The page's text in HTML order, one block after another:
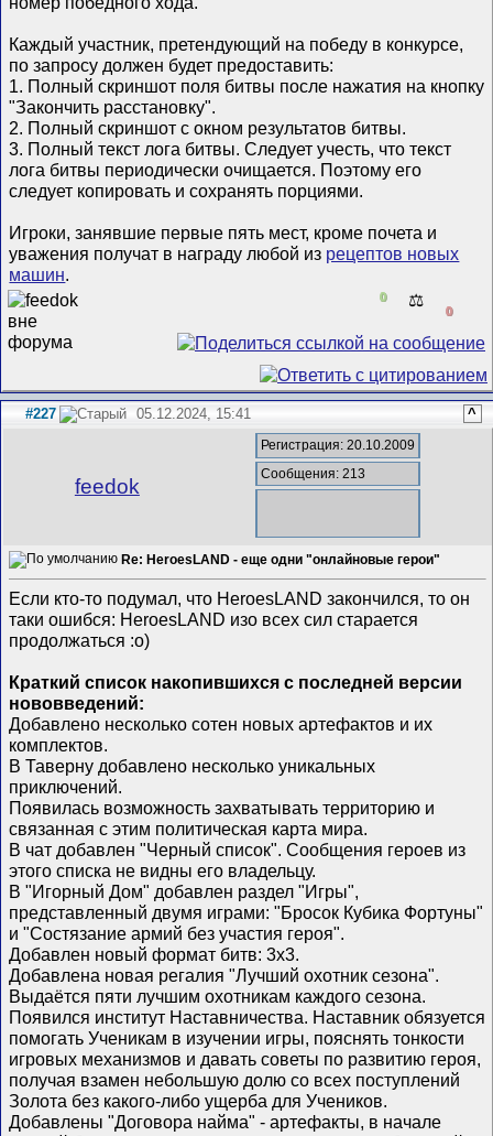
Каждый участник, претендующий на победу в конкурсе,
по запросу должен будет предоставить:
1. Полный скриншот поля битвы после нажатия на кнопку
"Закончить расстановку".
2. Полный скриншот с окном результатов битвы.
3. Полный текст лога битвы. Следует учесть, что текст
лога битвы периодически очищается. Поэтому его
следует копировать и сохранять порциями.
Игроки, занявшие первые пять мест, кроме почета и
уважения получат в награду любой из рецептов новых
машин.
0 ⚖️
0
#227 05.12.2024, 15:41 ^
feedok
Регистрация: 20.10.2009
Сообщения: 213
Re: HeroesLAND - еще одни "онлайновые герои"
Если кто-то подумал, что HeroesLAND закончился, то он
таки ошибся: HeroesLAND изо всех сил старается
продолжаться :о)
Краткий список накопившихся с последней версии
нововведений:
Добавлено несколько сотен новых артефактов и их
комплектов.
В Таверну добавлено несколько уникальных
приключений.
Появилась возможность захватывать территорию и
связанная с этим политическая карта мира.
В чат добавлен "Черный список". Сообщения героев из
этого списка не видны его владельцу.
В "Игорный Дом" добавлен раздел "Игры",
представленный двумя играми: "Бросок Кубика Фортуны"
и "Состязание армий без участия героя".
Добавлен новый формат битв: 3х3.
Добавлена новая регалия "Лучший охотник сезона".
Выдаётся пяти лучшим охотникам каждого сезона.
Появился институт Наставничества. Наставник обязуется
помогать Ученикам в изучении игры, пояснять тонкости
игровых механизмов и давать советы по развитию героя,
получая взамен небольшую долю со всех поступлений
Золота без какого-либо ущерба для Учеников.
Добавлены "Договора найма" - артефакты, в начале